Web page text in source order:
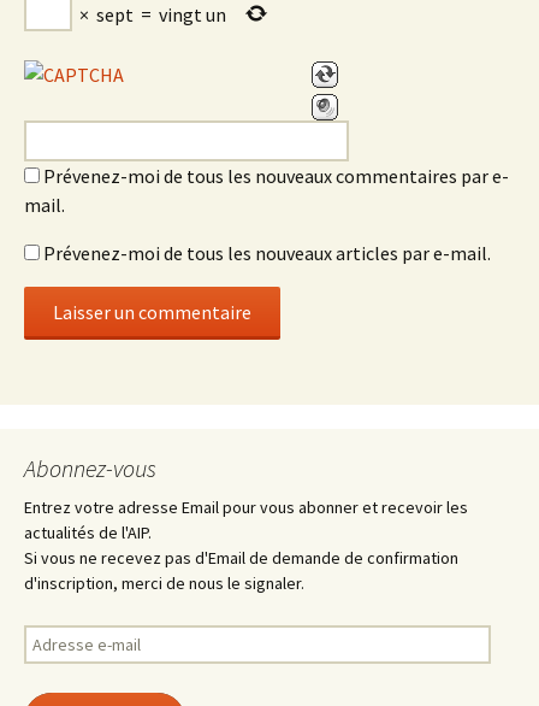
× sept = vingt un
Prévenez-moi de tous les nouveaux commentaires par e-
mail.
Prévenez-moi de tous les nouveaux articles par e-mail.
Abonnez-vous
Entrez votre adresse Email pour vous abonner et recevoir les
actualités de l'AIP.
Si vous ne recevez pas d'Email de demande de confirmation
d'inscription, merci de nous le signaler.
Adresse
e-